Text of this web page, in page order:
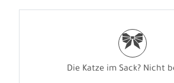
r
Die Katze im Sack? Nicht